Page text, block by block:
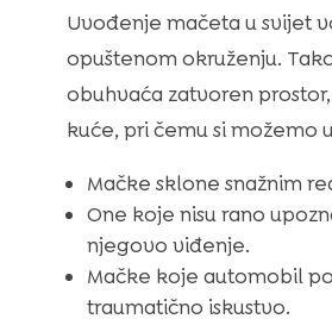
Uvođenje mačeta u svijet
opuštenom okruženju.
obuhvaća zatvoren
kuće, pri čemu si možemo
Mačke sklone snažnim
One koje nisu rano
njegovo viđenje.
Mačke koje automobil
traumatično iskustvo.